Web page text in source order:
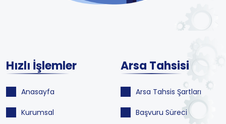
Hızlı İşlemler
Anasayfa
Kurumsal
Arsa Tahsisi
Arsa Tahsis Şartları
Başvuru Süreci